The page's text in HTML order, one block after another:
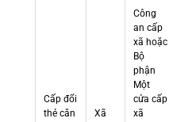
Cấp đổi
thẻ căn
Xã
Công
an cấp
xã hoặc
Bộ
phận
Một
cửa cấp
xã